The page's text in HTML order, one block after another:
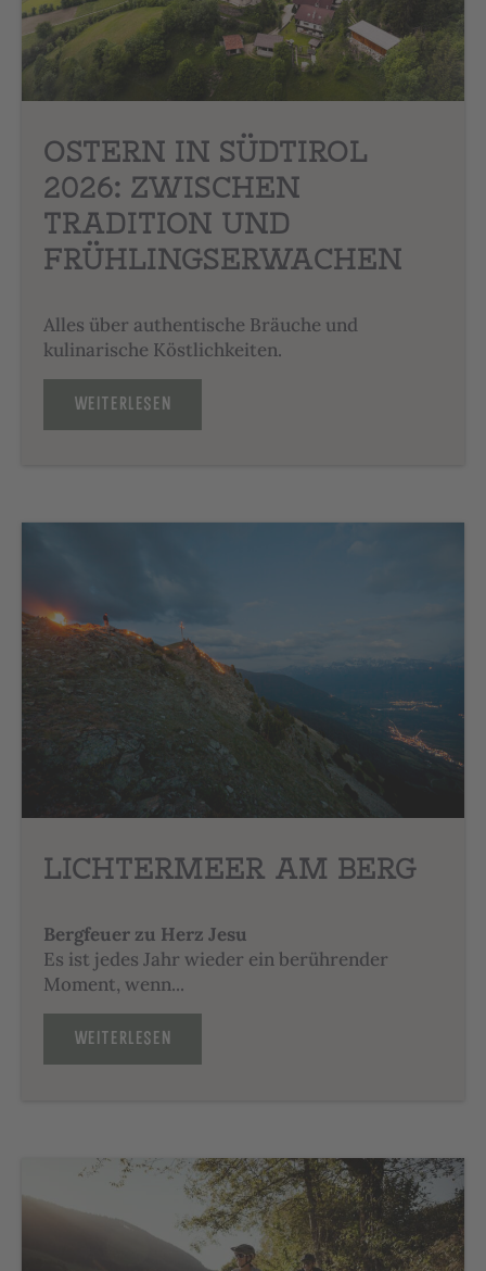
OSTERN IN SÜDTIROL
2026: ZWISCHEN
TRADITION UND
FRÜHLINGS­ERWACHEN
Alles über authentische Bräuche und
kulinarische Köstlichkeiten.
WEITERLESEN
LICHTERMEER AM BERG
Bergfeuer zu Herz Jesu
Es ist jedes Jahr wieder ein berührender
Moment, wenn...
WEITERLESEN